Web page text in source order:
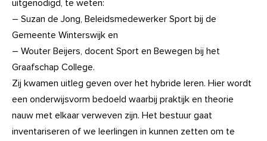
uitgenodigd, te weten:
– Suzan de Jong, Beleidsmedewerker Sport bij de
Gemeente Winterswijk en
– Wouter Beijers, docent Sport en Bewegen bij het
Graafschap College.
Zij kwamen uitleg geven over het hybride leren. Hier wordt
een onderwijsvorm bedoeld waarbij praktijk en theorie
nauw met elkaar verweven zijn. Het bestuur gaat
inventariseren of we leerlingen in kunnen zetten om te